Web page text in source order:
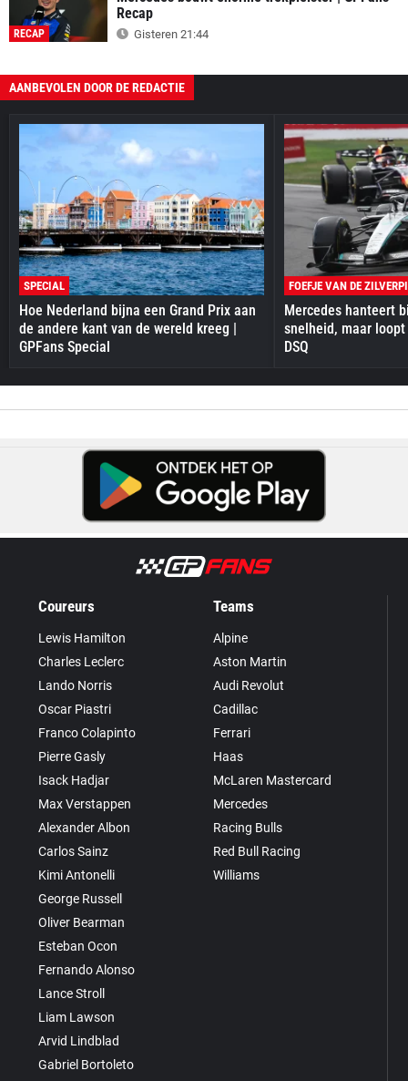
RECAP
Recap
Gisteren 21:44
AANBEVOLEN DOOR DE REDACTIE
SPECIAL
Hoe Nederland bijna een Grand Prix aan
de andere kant van de wereld kreeg |
GPFans Special
FOEFJE VAN DE
Mercedes hanteert
snelheid, maar
DSQ
Coureurs
Lewis Hamilton
Charles Leclerc
Lando Norris
Oscar Piastri
Franco Colapinto
Pierre Gasly
Isack Hadjar
Max Verstappen
Alexander Albon
Carlos Sainz
Kimi Antonelli
George Russell
Oliver Bearman
Esteban Ocon
Fernando Alonso
Lance Stroll
Liam Lawson
Arvid Lindblad
Gabriel Bortoleto
Teams
Alpine
Aston Martin
Audi Revolut
Cadillac
Ferrari
Haas
McLaren Mastercard
Mercedes
Racing Bulls
Red Bull Racing
Williams